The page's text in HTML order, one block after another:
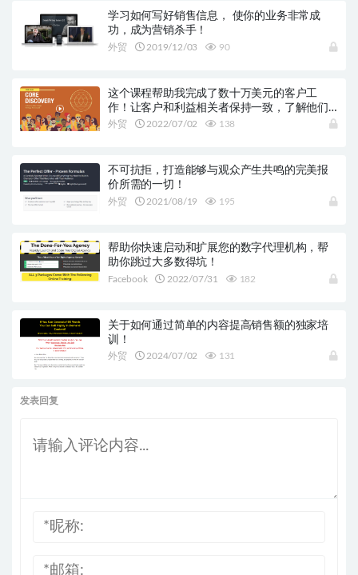
学习如何写好销售信息， 使你的业务非常成
功，成为营销杀手！
外贸 2019/12/03 90
这个课程帮助我完成了数十万美元的客户工
作！让客户和利益相关者保持一致，了解他们
的痛点
外贸 2022/07/02 138
不可抗拒，打造能够与观众产生共鸣的完美报
价所需的一切！
外贸 2021/08/19 195
帮助你快速启动和扩展您的数字代理机构，帮
助你跳过大多数得坑！
Facebook 2022/07/31 182
关于如何通过简单的内容提高销售额的独家培
训！
外贸 2024/07/02 131
发表回复